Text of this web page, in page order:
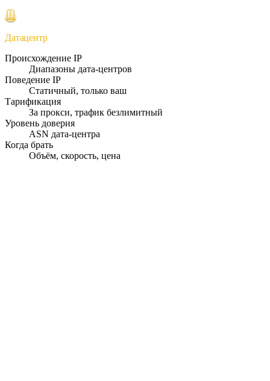
Датацентр
Происхождение IP
Диапазоны дата-центров
Поведение IP
Статичный, только ваш
Тарификация
За прокси, трафик безлимитный
Уровень доверия
ASN дата-центра
Когда брать
Объём, скорость, цена